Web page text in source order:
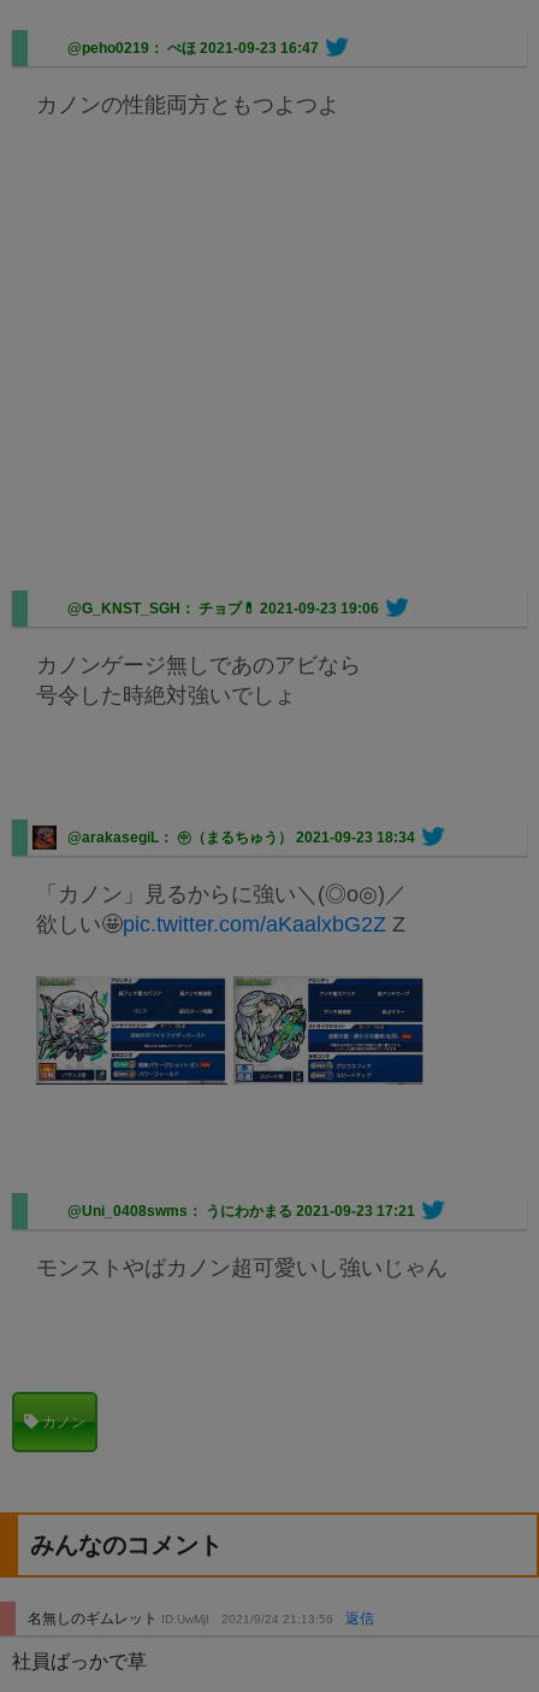
@peho0219： ぺほ 2021-09-23 16:47
カノンの性能両方ともつよつよ
@G_KNST_SGH： チョブ💊 2021-09-23 19:06
カノンゲージ無しであのアビなら
号令した時絶対強いでしょ
@arakasegiL： ㊥（まるちゅう） 2021-09-23 18:34
「カノン」見るからに強い＼(◎o◎)／
欲しい🤩pic.twitter.com/aKaalxbG2Z Z
@Uni_0408swms： うにわかまる 2021-09-23 17:21
モンストやばカノン超可愛いし強いじゃん
カノン
みんなのコメント
名無しのギムレット ID:UwMjI 2021/9/24 21:13:56 返信
社員ばっかで草